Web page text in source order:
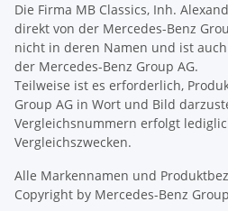
Die Firma MB Classics, Inh.
direkt von der Mercedes-Benz
nicht in deren Namen und ist
der Mercedes-Benz Group AG.
Teilweise ist es erforderlich,
Group AG in Wort und Bild
Vergleichsnummern erfolgt
Vergleichszwecken.
Alle Markennamen und
Copyright by Mercedes-Benz